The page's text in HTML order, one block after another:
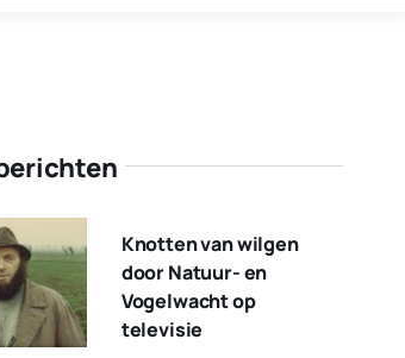
Knotten van wilgen
door Natuur- en
Vogelwacht op
televisie